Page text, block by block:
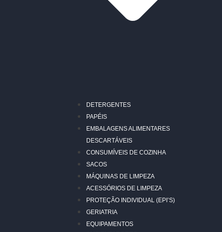
DETERGENTES
PAPÉIS
EMBALAGENS ALIMENTARES
DESCARTÁVEIS
CONSUMÍVEIS DE COZINHA
SACOS
MÁQUINAS DE LIMPEZA
ACESSÓRIOS DE LIMPEZA
PROTEÇÃO INDIVIDUAL (EPI’S)
GERIATRIA
EQUIPAMENTOS